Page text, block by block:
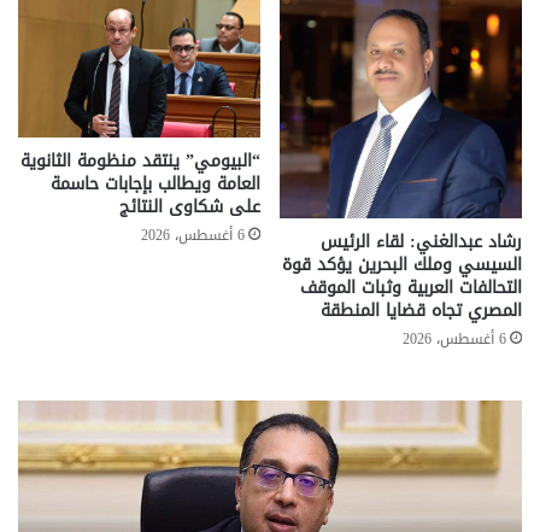
رشاد عبدالغني: لقاء الرئيس
السيسي وملك البحرين يؤكد قوة
التحالفات العربية وثبات الموقف
المصري تجاه قضايا المنطقة
6 أغسطس، 2026
“البيومي” ينتقد منظومة الثانوية
العامة ويطالب بإجابات حاسمة
على شكاوى النتائج
6 أغسطس، 2026
تحركات
حكومية
لحسم
قانون
..